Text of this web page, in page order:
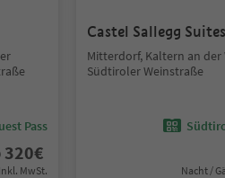
Pass
320€
MwSt.
Castel Sallegg Suites
Mitterdorf, Kaltern an der
Südtiroler Weinstraße
Nacht /